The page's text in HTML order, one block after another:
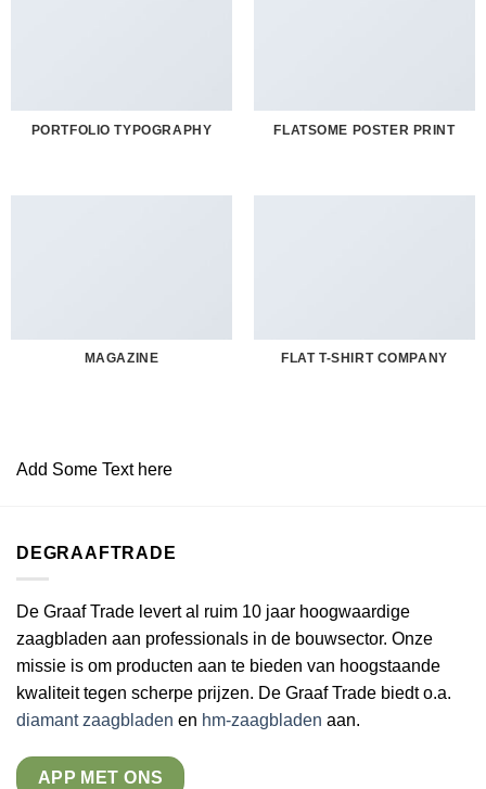
PORTFOLIO TYPOGRAPHY FLATSOME POSTER PRINT
MAGAZINE FLAT T-SHIRT COMPANY
Add Some Text here
DEGRAAFTRADE
De Graaf Trade levert al ruim 10 jaar hoogwaardige
zaagbladen aan professionals in de bouwsector. Onze
missie is om producten aan te bieden van hoogstaande
kwaliteit tegen scherpe prijzen. De Graaf Trade biedt o.a.
diamant zaagbladen en hm-zaagbladen aan.
APP MET ONS